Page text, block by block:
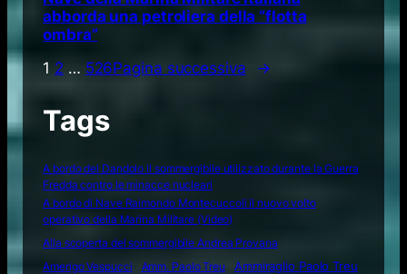
abborda una petroliera della “flotta
ombra”
1 2 … 526Pagina successiva →
Tags
A bordo del Dandolo il sommergibile utilizzato durante la Guerra
Fredda contro le minacce nucleari
A bordo di Nave Raimondo Montecuccoli il nuovo volto
operativo della Marina Militare (Video)
Alla scoperta del sommergibile Andrea Provana
Amerigo Vespucci
Amm. Paolo Treu
Ammiraglio Paolo Treu